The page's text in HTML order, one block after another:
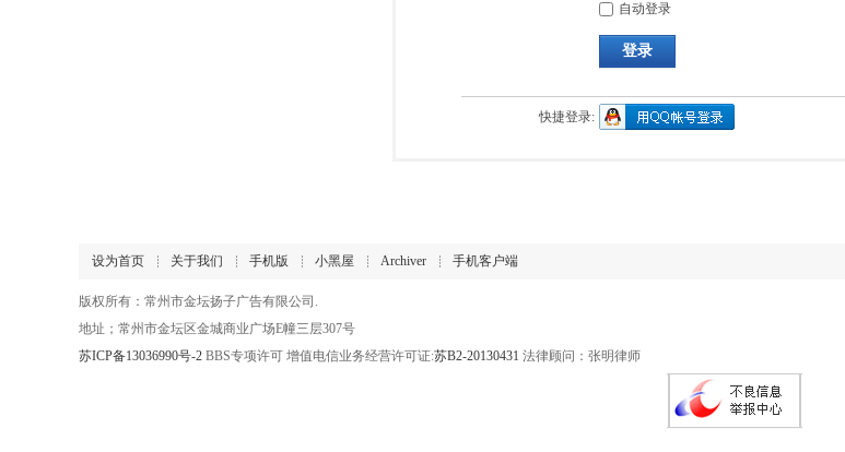
自动登录
登录
快捷登录:
设为首页 关于我们 手机版 小黑屋 Archiver 手机客户端
版权所有：常州市金坛扬子广告有限公司.
地址；常州市金坛区金城商业广场E幢三层307号
苏ICP备13036990号-2 BBS专项许可 增值电信业务经营许可证:苏B2-20130431 法律顾问：张明律师